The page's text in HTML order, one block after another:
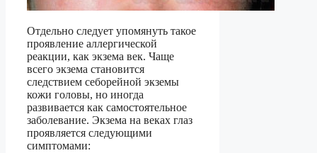
Отдельно следует упомянуть такое
проявление аллергической
реакции, как экзема век. Чаще
всего экзема становится
следствием себорейной экземы
кожи головы, но иногда
развивается как самостоятельное
заболевание. Экзема на веках глаз
проявляется следующими
симптомами: